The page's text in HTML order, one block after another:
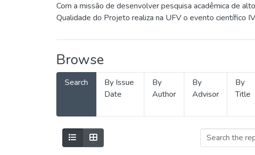
Com a missão de desenvolver pesquisa acadêmica de
Qualidade do Projeto realiza na UFV o evento científico
Browse
Search
By Issue
Date
By
Author
By
Advisor
By
Title